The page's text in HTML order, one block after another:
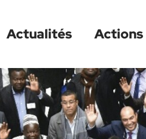
Actualités Actions